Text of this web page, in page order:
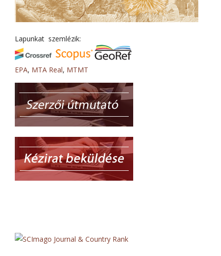
Lapunkat szemlézik:
EPA, MTA Real, MTMT